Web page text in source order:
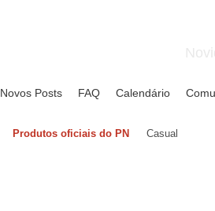
Novos Posts FAQ Calendário
Produtos oficiais do PN Casual